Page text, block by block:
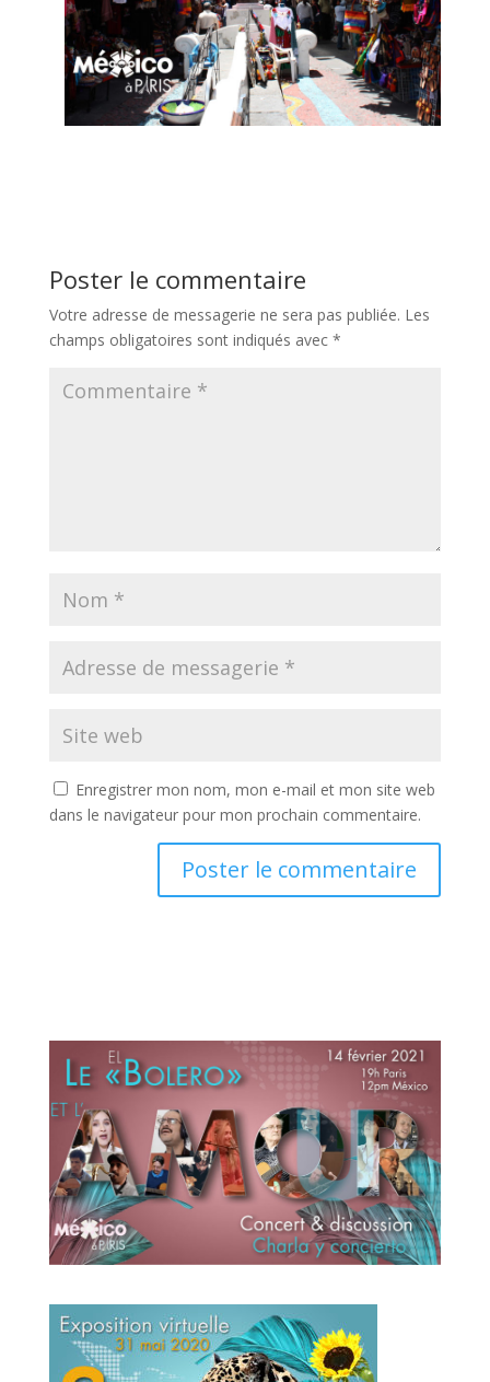
Poster le commentaire
Votre adresse de messagerie ne sera pas publiée. Les
champs obligatoires sont indiqués avec *
Enregistrer mon nom, mon e-mail et mon site web
dans le navigateur pour mon prochain commentaire.